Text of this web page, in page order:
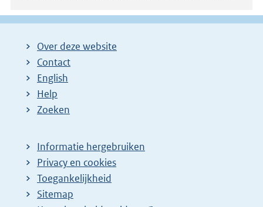
Over deze website
Contact
English
Help
Zoeken
Informatie hergebruiken
Privacy en cookies
Toegankelijkheid
Sitemap